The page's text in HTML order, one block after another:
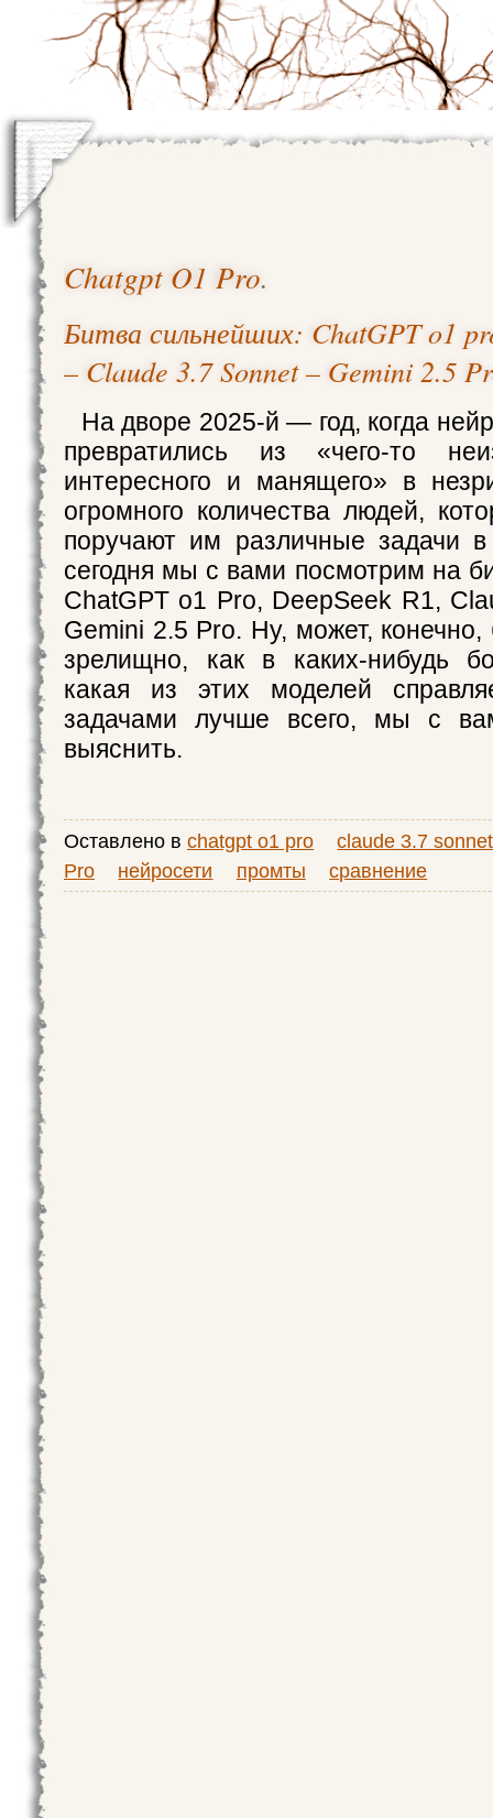
Chatgpt O1 Pro.
Битва сильнейших: ChatGPT o1
– Claude 3.7 Sonnet – Gemini 2.5
На дворе 2025-й — год, когда
превратились из «чего-то
интересного и манящего» в
огромного количества людей,
поручают им различные задачи
сегодня мы с вами посмотрим на
ChatGPT o1 Pro, DeepSeek R1,
Gemini 2.5 Pro. Ну, может, конечно,
зрелищно, как в каких-нибудь
какая из этих моделей
задачами лучше всего, мы с
выяснить.
Оставлено в chatgpt o1 pro
claude 3.7 sonnet
Pro
нейросети промты сравнение